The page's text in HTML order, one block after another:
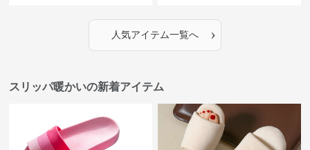
人気アイテム一覧へ ›
スリッパ暖かいの新着アイテム